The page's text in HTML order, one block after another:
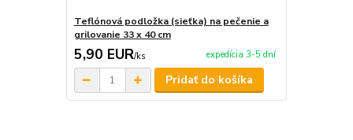
Teflónová podložka (sieťka) na pečenie a
grilovanie 33 x 40 cm
5,90 EUR/ks expedícia 3-5 dní
Pridať do košíka